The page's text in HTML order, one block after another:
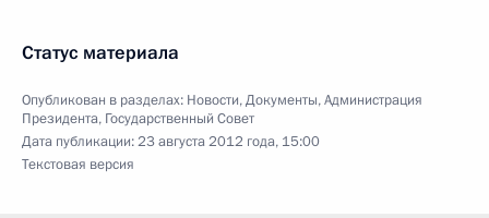
Статус материала
Опубликован в разделах: Новости,Документы,Администрация
Президента, Государственный Совет
Дата публикации:23 августа 2012 года, 15:00
Текстовая версия